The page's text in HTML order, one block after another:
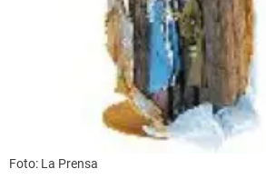
Foto: La Prensa